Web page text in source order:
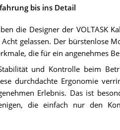
bis ins Detail
die Designer der VOLTASK
gelassen. Der bürstenlose
die für ein angenehmes
und Kontrolle beim
durchdachte Ergonomie
Erlebnis. Das ist
die einfach nur den